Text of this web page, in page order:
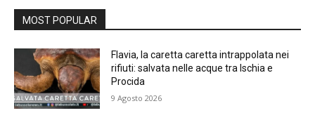
MOST POPULAR
Flavia, la caretta caretta intrappolata nei
rifiuti: salvata nelle acque tra Ischia e
Procida
9 Agosto 2026